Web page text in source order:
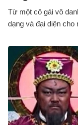
Từ một cô gái vô
dạng và đại diện